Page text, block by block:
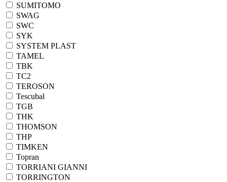
SUMITOMO
SWAG
SWC
SYK
SYSTEM PLAST
TAMEL
TBK
TC2
TEROSON
Tescubal
TGB
THK
THOMSON
THP
TIMKEN
Topran
TORRIANI GIANNI
TORRINGTON